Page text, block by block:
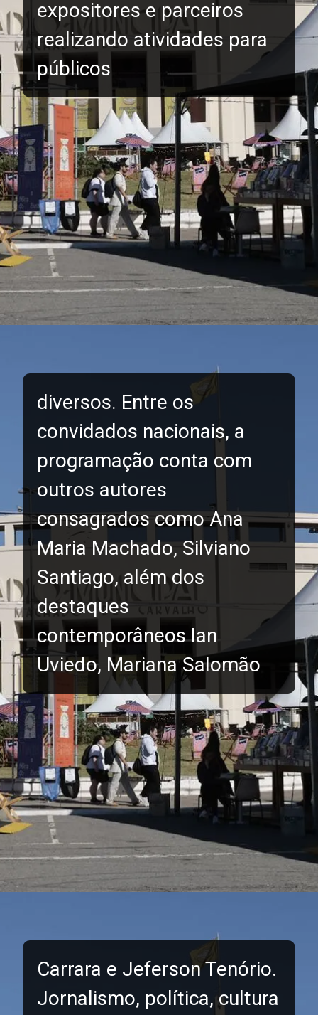
expositores e parceiros
realizando atividades para
públicos
diversos. Entre os
convidados nacionais, a
programação conta com
outros autores
consagrados como Ana
Maria Machado, Silviano
Santiago, além dos
destaques
contemporâneos Ian
Uviedo, Mariana Salomão
Carrara e Jeferson Tenório.
Jornalismo, política, cultura